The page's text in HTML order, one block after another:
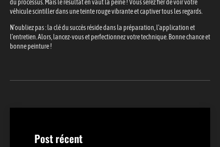
du processus. Mais le résultat en vaut la peine ! Vous serez fier de voir votre
véhicule scintiller dans une teinte rouge vibrante et captiver tous les regards.
N’oubliez pas : la clé du succès réside dans la préparation, l’application et
l’entretien. Alors, lancez-vous et perfectionnez votre technique. Bonne chance et
bonne peinture !
Post récent